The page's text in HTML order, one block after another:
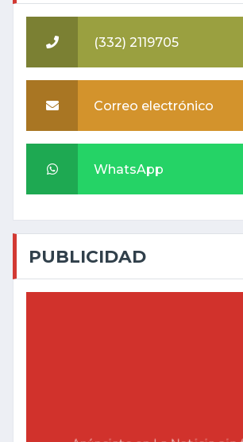
(332) 2119705
Correo electrónico
WhatsApp
PUBLICIDAD